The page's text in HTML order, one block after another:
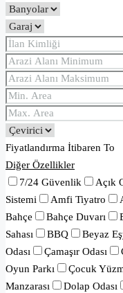
Fiyatlandırma İtibaren To
Diğer Özellikler
7/24 Güvenlik
Açık
Sistemi
Amfi Tiyatro
Bahçe
Bahçe Duvarı
Sahası
BBQ Beyaz
Odası
Çamaşır Odası
Oyun Parkı
Çocuk
Manzarası
Dolap Odası